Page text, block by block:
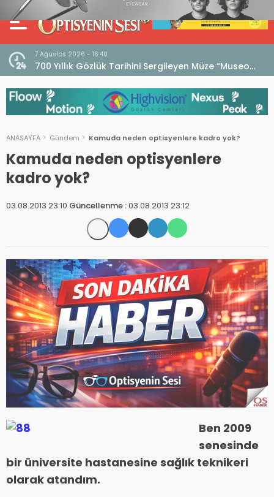
7 Ağustos 2026 - 16:40
700 Yıllık Gözlük Tarihini Sergileyen Müze “Museo
dell’Occhiale”
ANASAYFA Gündem Kamuda neden optisyenlere kadro yok?
Kamuda neden optisyenlere
kadro yok?
03.08.2013 23:10 Güncellenme :03.08.2013 23:12
Ben 2009
senesinde
bir üniversite hastanesine sağlık teknikeri
olarak atandım.